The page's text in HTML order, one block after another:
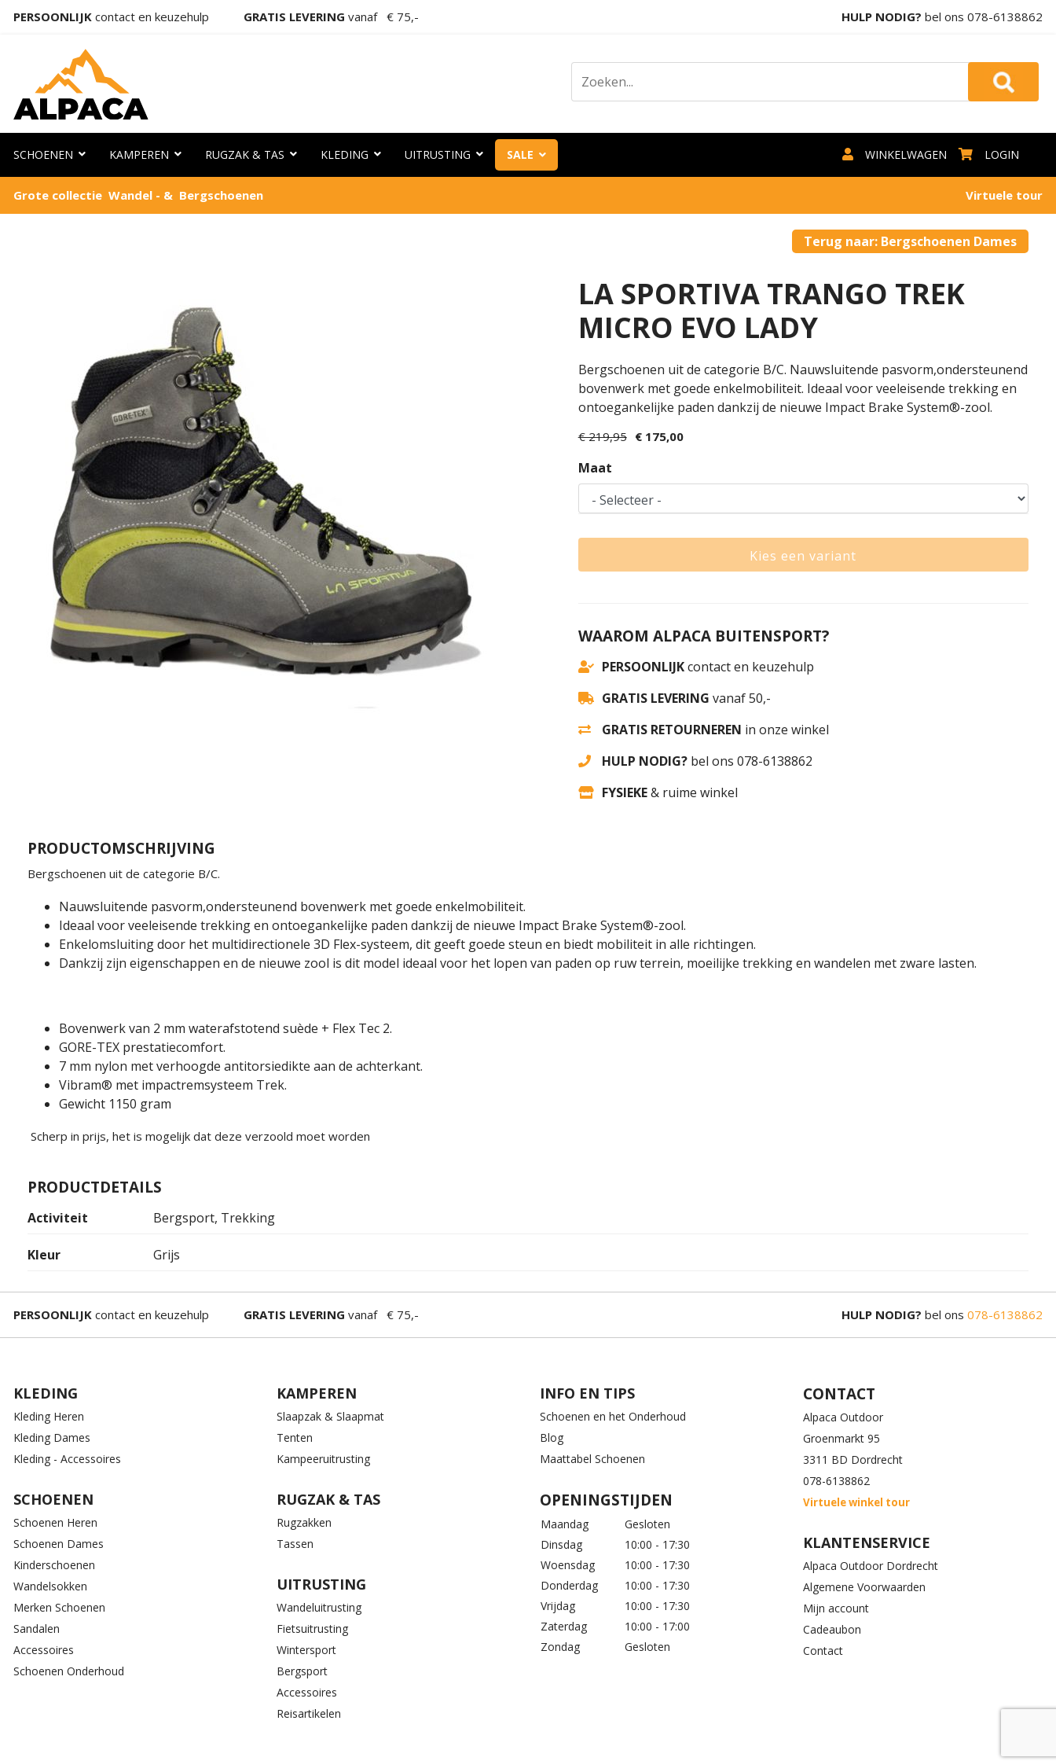
PERSOONLIJK contact en keuzehulp GRATIS LEVERING vanaf € 75,- HULP NODIG? bel ons 078-6138862
SCHOENEN KAMPEREN RUGZAK & TAS KLEDING UITRUSTING SALE LOGIN
WINKELWAGEN
Grote collectie Wandel - & Bergschoenen Virtuele tour
Terug naar: Bergschoenen Dames
LA SPORTIVA TRANGO TREK
MICRO EVO LADY
Bergschoenen uit de categorie B/C. Nauwsluitende pasvorm,ondersteunend
bovenwerk met goede enkelmobiliteit. Ideaal voor veeleisende trekking en
ontoegankelijke paden dankzij de nieuwe Impact Brake System®-zool.
€ 219,95 € 175,00
Maat
Kies een variant
WAAROM ALPACA BUITENSPORT?
PERSOONLIJKcontact en keuzehulp
GRATIS LEVERING vanaf 50,-
GRATIS RETOURNEREN in onze winkel
HULP NODIG?bel ons 078-6138862
FYSIEKE& ruime winkel
PRODUCTOMSCHRIJVING
Bergschoenen uit de categorie B/C.
Nauwsluitende pasvorm,ondersteunend bovenwerk met goede enkelmobiliteit.
Ideaal voor veeleisende trekking en ontoegankelijke paden dankzij de nieuwe Impact Brake System®-zool.
Enkelomsluiting door het multidirectionele 3D Flex-systeem, dit geeft goede steun en biedt mobiliteit in alle richtingen.
Dankzij zijn eigenschappen en de nieuwe zool is dit model ideaal voor het lopen van paden op ruw terrein, moeilijke trekking en wandelen met zware lasten.
Bovenwerk van 2 mm waterafstotend suède + Flex Tec 2.
GORE-TEX prestatiecomfort.
7 mm nylon met verhoogde antitorsiedikte aan de achterkant.
Vibram® met impactremsysteem Trek.
Gewicht 1150 gram
Scherp in prijs, het is mogelijk dat deze verzoold moet worden
PRODUCTDETAILS
Activiteit Bergsport, Trekking
Kleur Grijs
PERSOONLIJK contact en keuzehulp GRATIS LEVERING vanaf € 75,- HULP NODIG? bel ons 078-6138862
KLEDING
Kleding Heren
Kleding Dames
Kleding - Accessoires
SCHOENEN
Schoenen Heren
Schoenen Dames
Kinderschoenen
Wandelsokken
Merken Schoenen
Sandalen
Accessoires
Schoenen Onderhoud
KAMPEREN
Slaapzak & Slaapmat
Tenten
Kampeeruitrusting
RUGZAK & TAS
Rugzakken
Tassen
UITRUSTING
Wandeluitrusting
Fietsuitrusting
Wintersport
Bergsport
Accessoires
Reisartikelen
INFO EN TIPS
Schoenen en het Onderhoud
Blog
Maattabel Schoenen
OPENINGSTIJDEN
Maandag
Gesloten
Dinsdag
10:00 - 17:30
Woensdag
10:00 - 17:30
Donderdag
10:00 - 17:30
Vrijdag
10:00 - 17:30
Zaterdag
10:00 - 17:00
Zondag
Gesloten
CONTACT
Alpaca Outdoor
Groenmarkt 95
3311 BD Dordrecht
078-6138862
Virtuele winkel tour
KLANTENSERVICE
Alpaca Outdoor Dordrecht
Algemene Voorwaarden
Mijn account
Cadeaubon
Contact